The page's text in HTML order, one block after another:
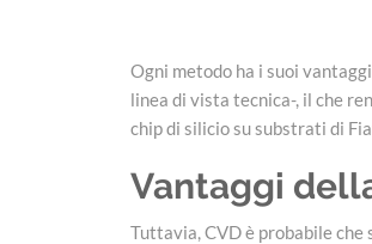
Ogni metodo ha i suoi
linea di vista tecnica-, il che
chip di silicio su substrati di
Vantaggi
Tuttavia, CVD è probabile